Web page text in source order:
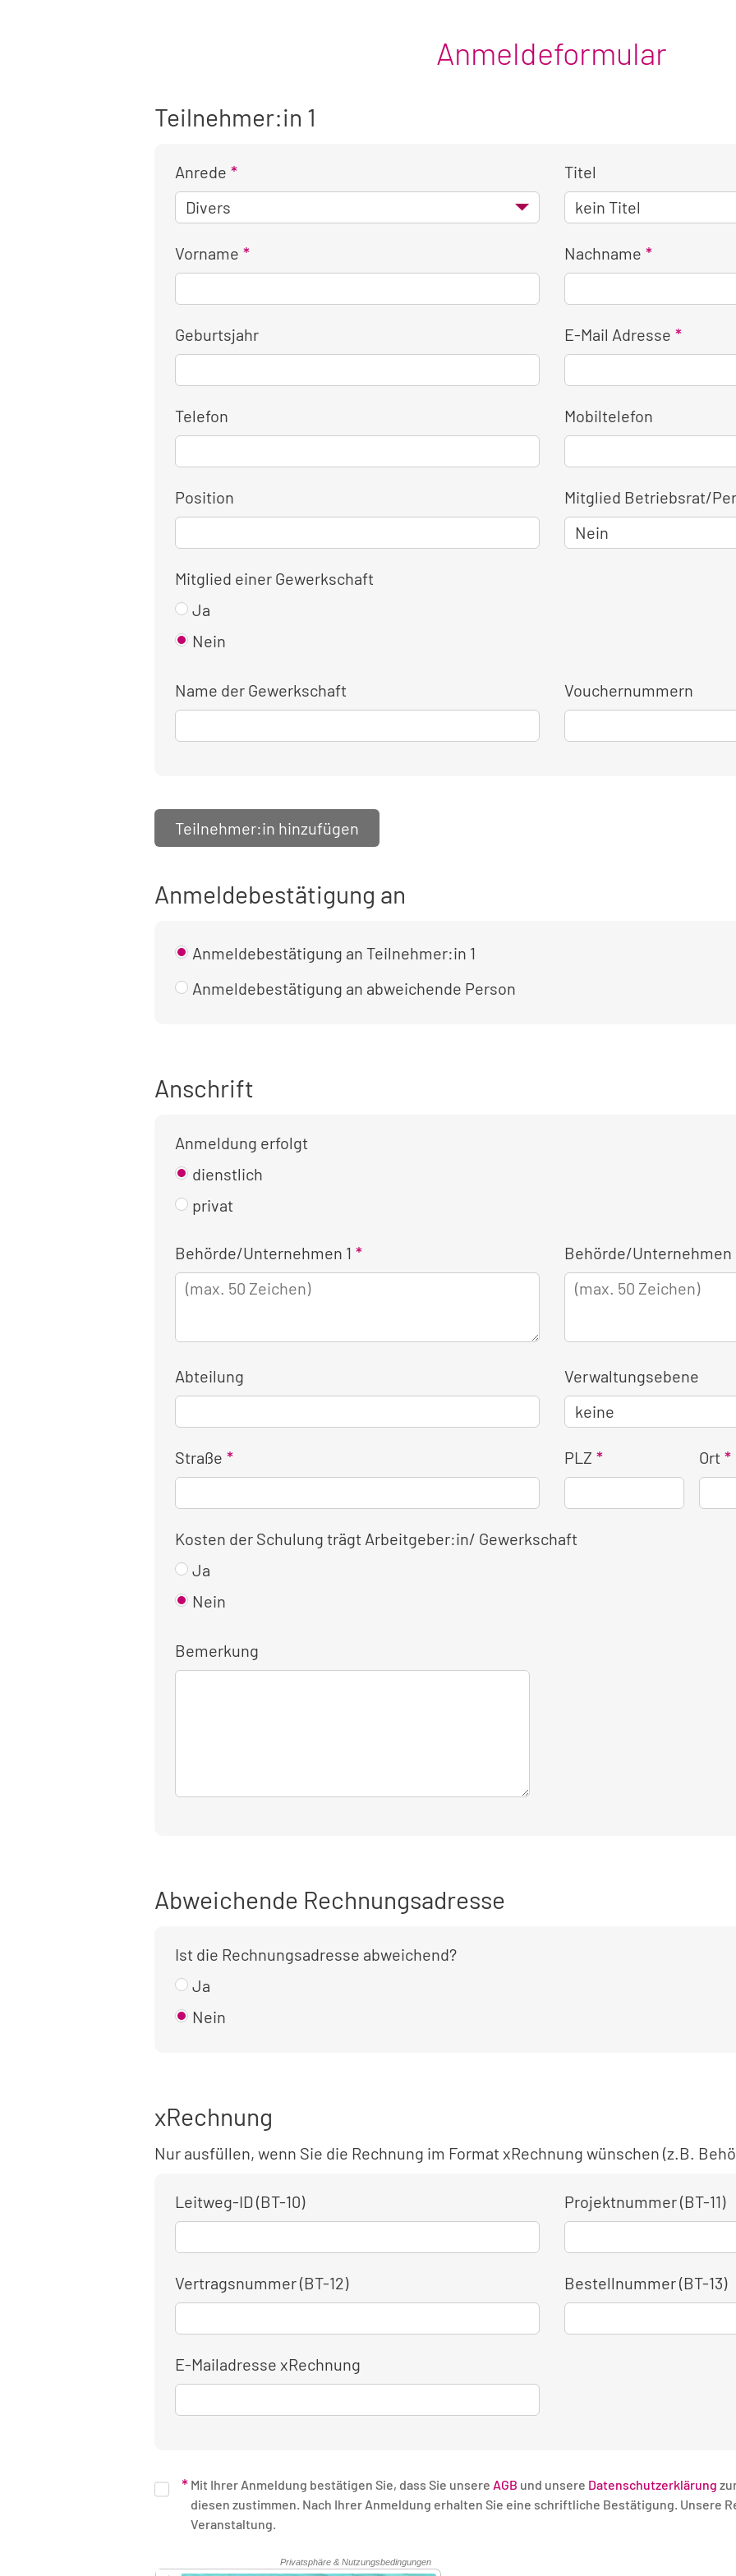
Anmeldeformular
Teilnehmer:in 1
Anrede Titel
Vorname Nachname
Geburtsjahr E-Mail Adresse
Telefon Mobiltelefon
Position Mitglied Betriebsrat/
Mitglied einer Gewerkschaft
Ja
Nein
Name der Gewerkschaft Vouchernummern
Teilnehmer:in hinzufügen
Anmeldebestätigung an
Anmeldebestätigung an Teilnehmer:in 1
Anmeldebestätigung an abweichende Person
Anschrift
Anmeldung erfolgt
dienstlich
privat
Kontaktinformationen
für
die
Anmeldung
Behörde/Unternehmen 1 Behörde/Unternehmen
Abteilung Verwaltungsebene
Straße PLZ Ort
Kosten der Schulung trägt Arbeitgeber:in/ Gewerkschaft
Ja
Nein
Bemerkung
Abweichende Rechnungsadresse
Ist die Rechnungsadresse abweichend?
Ja
Nein
xRechnung
Nur ausfüllen, wenn Sie die Rechnung im Format xRechnung wünschen (z.B.
Leitweg-ID (BT-10) Projektnummer (BT-11)
Vertragsnummer (BT-12) Bestellnummer (BT-13)
E-Mailadresse xRechnung
Mit Ihrer Anmeldung bestätigen Sie, dass Sie unsere AGB und unsere Datenschutzerklärung
diesen zustimmen. Nach Ihrer Anmeldung erhalten Sie eine schriftliche Bestätigung. Unsere Rechnung erhalten Sie nach Ende der
Veranstaltung.
Sicherheitsüberprüfung